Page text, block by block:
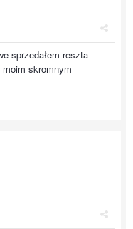
sprzedałem reszta
skromnym